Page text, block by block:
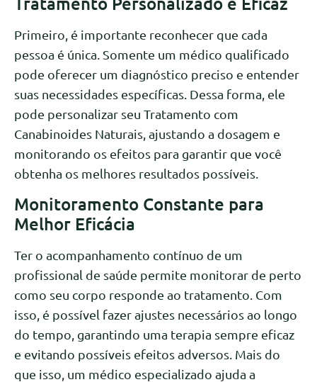
Primeiro, é importante reconhecer que cada
pessoa é única. Somente um médico qualificado
pode oferecer um diagnóstico preciso e entender
suas necessidades específicas. Dessa forma, ele
pode personalizar seu Tratamento com
Canabinoides Naturais, ajustando a dosagem e
monitorando os efeitos para garantir que você
obtenha os melhores resultados possíveis.
Monitoramento Constante para
Melhor Eficácia
Ter o acompanhamento contínuo de um
profissional de saúde permite monitorar de perto
como seu corpo responde ao tratamento. Com
isso, é possível fazer ajustes necessários ao longo
do tempo, garantindo uma terapia sempre eficaz
e evitando possíveis efeitos adversos. Mais do
que isso, um médico especializado ajuda a